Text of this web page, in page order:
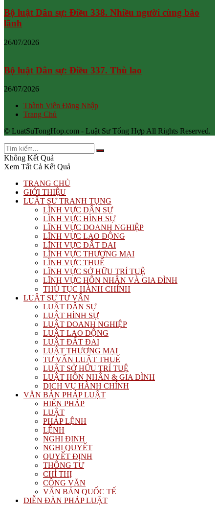
Bộ luật Dân sự: Điều 338. Nhiều người cùng bảo
lãnh
26/07/2026
Bộ luật Dân sự: Điều 337. Thù lao
26/07/2026
Thành Viên Đăng Nhập
Trang Chủ
© LuatSuTongHop.com - Luật Sư Tổng Hợp All Rights Reserved.
Không Kết Quả
Xem Tất Cả Kết Quả
TRANG CHỦ
GIỚI THIỆU
LUẬT SƯ TRANH TỤNG
LĨNH VỰC DÂN SỰ
LĨNH VỰC HÌNH SỰ
LĨNH VỰC DOANH NGHIỆP
LĨNH VỰC LAO ĐỘNG
LĨNH VỰC ĐẤT ĐAI
LĨNH VỰC THƯƠNG MẠI
LĨNH VỰC THUẾ
LĨNH VỰC SỞ HỮU TRÍ TUỆ
LĨNH VỰC HÔN NHÂN VÀ GIA ĐÌNH
THỦ TỤC HÀNH CHÍNH
LUẬT SƯ TƯ VẤN
LUẬT DÂN SỰ
LUẬT HÌNH SỰ
LUẬT DOANH NGHIỆP
LUẬT LAO ĐỘNG
LUẬT ĐẤT ĐAI
LUẬT THƯƠNG MẠI
TƯ VẤN LUẬT THUẾ
LUẬT SỞ HỮU TRÍ TUỆ
LUẬT HÔN NHÂN & GIA ĐÌNH
DỊCH VỤ HÀNH CHÍNH
VĂN BẢN PHÁP LUẬT
HIẾN PHÁP
LUẬT
PHÁP LỆNH
LỆNH
NGHỊ ĐỊNH
NGHỊ QUYẾT
QUYẾT ĐỊNH
THÔNG TƯ
CHỈ THỊ
CÔNG VĂN
VĂN BẢN QUỐC TẾ
DIỄN ĐÀN PHÁP LUẬT